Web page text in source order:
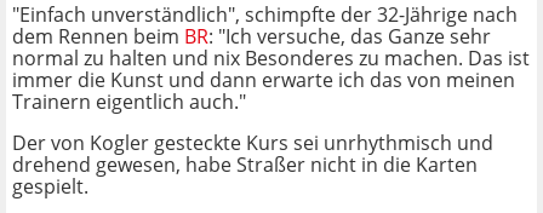
"Einfach unverständlich", schimpfte der 32-Jährige nach
dem Rennen beim BR: "Ich versuche, das Ganze sehr
normal zu halten und nix Besonderes zu machen. Das ist
immer die Kunst und dann erwarte ich das von meinen
Trainern eigentlich auch."
Der von Kogler gesteckte Kurs sei unrhythmisch und
drehend gewesen, habe Straßer nicht in die Karten
gespielt.